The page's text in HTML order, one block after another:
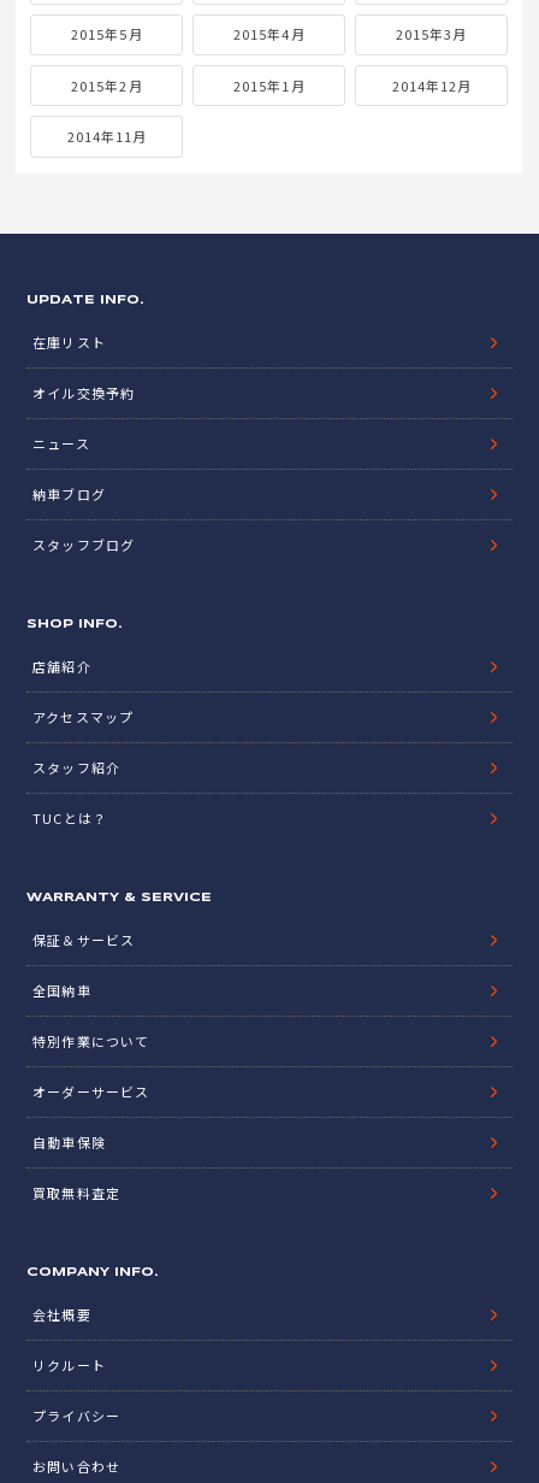
2015年5月 2015年4月 2015年3月
2015年2月 2015年1月 2014年12月
2014年11月
UPDATE INFO.
在庫リスト
オイル交換予約
ニュース
納車ブログ
スタッフブログ
SHOP INFO.
店舗紹介
アクセスマップ
スタッフ紹介
TUCとは？
WARRANTY & SERVICE
保証＆サービス
全国納車
特別作業について
オーダーサービス
自動車保険
買取無料査定
COMPANY INFO.
会社概要
リクルート
プライバシー
お問い合わせ